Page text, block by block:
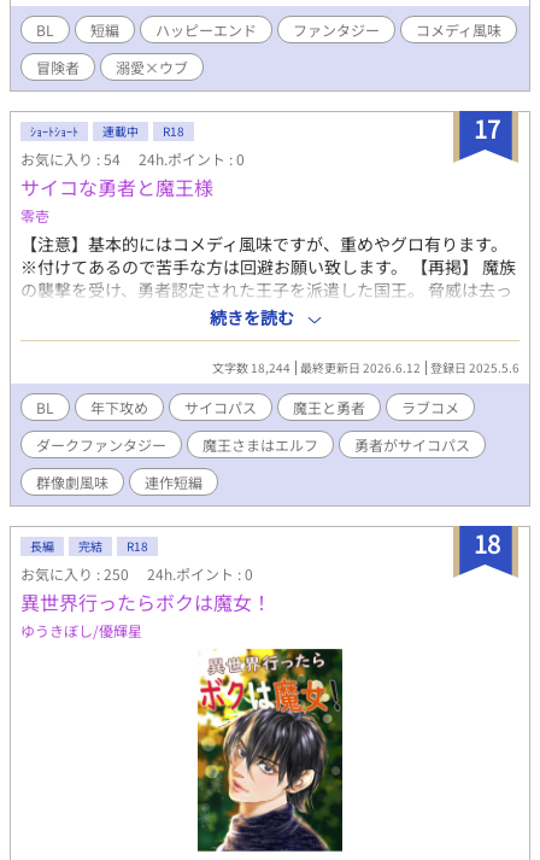
BL 短編 ハッピーエンド ファンタジー
コメディ風味
冒険者
溺愛×ウブ
17
ｼｮｰﾄｼｮｰﾄ 連載中 R18
お気に入り : 54 24h.ポイント : 0
サイコな勇者と魔王様
零壱
【注意】基本的にはコメディ風味ですが、重めやグロ有ります。
※付けてあるので苦手な方は回避お願い致します。 【再掲】 魔族
の襲撃を受け、勇者認定された王子を派遣した国王。 脅威は去っ
たが勇者は戻らなかった。 そんなある日、王の元に一通の手紙が
届いた。 手紙風や会話文、メモ形式のショートショート。 サラッ
とどうぞ。 2024年にムーンライトノベルズにて掲載した最初期作
品（修正ver）です。 気まぐれ更新です。ご容赦ください。 「拝
啓」の使用法ですが、あえて今のように使っております。 お手紙
やメールなどで拝啓敬具を使用される方は必ず確認してからご使
用下さいませ。
続きを読む
文字数 18,244 最終更新日 2026.6.12 登録日 2025.5.6
BL 年下攻め サイコパス 魔王と勇者
ラブコメ
ダークファンタジー
魔王さまはエルフ
勇者がサイコパス
群像劇風味
連作短編
18
長編 完結 R18
お気に入り : 250 24h.ポイント : 0
異世界行ったらボクは魔女！
ゆうきぼし/優輝星